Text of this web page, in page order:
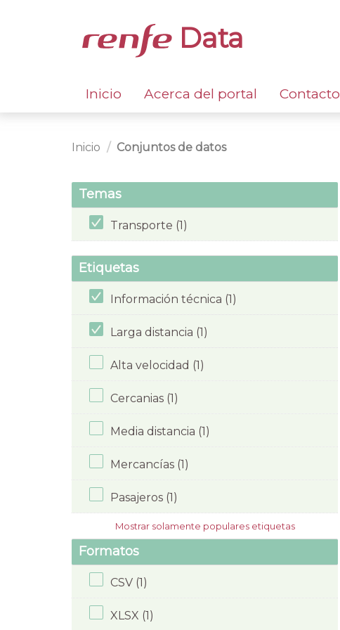
Data
Inicio Acerca del portal Contacto
Inicio Conjuntos de datos
Temas
Transporte (1)
Etiquetas
Información técnica (1)
Larga distancia (1)
Alta velocidad (1)
Cercanias (1)
Media distancia (1)
Mercancías (1)
Pasajeros (1)
Mostrar solamente populares etiquetas
Formatos
CSV (1)
XLSX (1)